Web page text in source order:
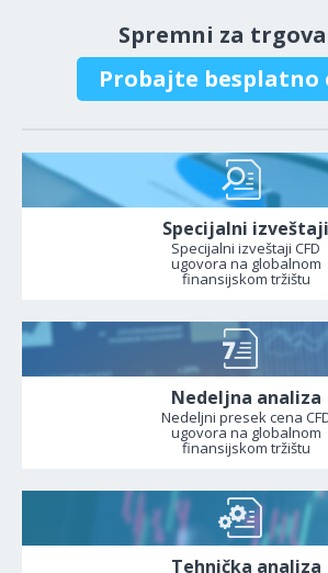
Spremni za
Probajte besplatno
Specijalni izveštaji
Specijalni izveštaji CFD
ugovora na globalnom
finansijskom tržištu
Nedeljna analiza
Nedeljni presek cena
ugovora na globalnom
finansijskom tržištu
Tehnička analiza